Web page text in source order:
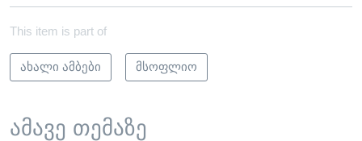
This item is part of
ახალი ამბები მსოფლიო
ამავე თემაზე